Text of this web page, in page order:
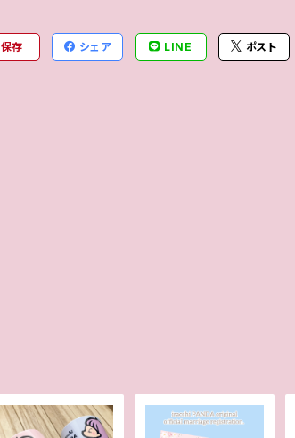
保存 シェア LINE ポスト